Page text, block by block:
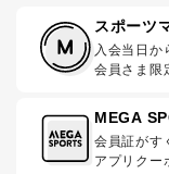
スポーツ
入会当日か
会員さま限
MEGA
会員証がす
アプリクー